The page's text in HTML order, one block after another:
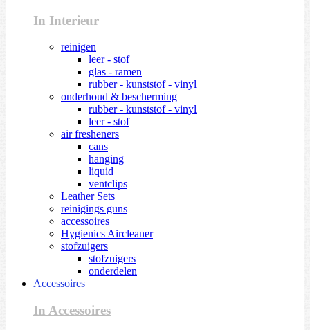
In Interieur
reinigen
leer - stof
glas - ramen
rubber - kunststof - vinyl
onderhoud & bescherming
rubber - kunststof - vinyl
leer - stof
air fresheners
cans
hanging
liquid
ventclips
Leather Sets
reinigings guns
accessoires
Hygienics Aircleaner
stofzuigers
stofzuigers
onderdelen
Accessoires
In Accessoires